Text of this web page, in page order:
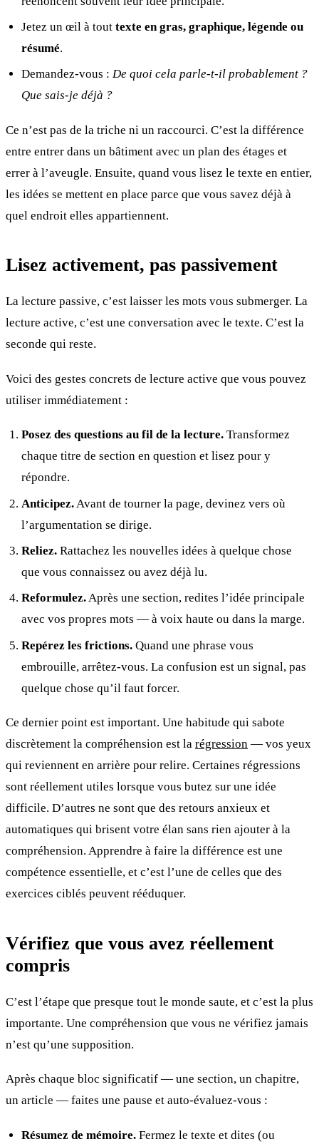
Jetez un œil à touttexte en gras, graphique, légende ou
résumé.
Demandez-vous :De quoi cela parle-t-il probablement ?
Que sais-je déjà ?
Ce n’est pas de la triche ni un raccourci. C’est la différence
entre entrer dans un bâtiment avec un plan des étages et
errer à l’aveugle. Ensuite, quand vous lisez le texte en entier,
les idées se mettent en place parce que vous savez déjà à
quel endroit elles appartiennent.
Lisez activement, pas passivement
La lecture passive, c’est laisser les mots vous submerger. La
lecture active, c’est une conversation avec le texte. C’est la
seconde qui reste.
Voici des gestes concrets de lecture active que vous pouvez
utiliser immédiatement :
Posez des questions au fil de la lecture. Transformez
chaque titre de section en question et lisez pour y
répondre.
Anticipez. Avant de tourner la page, devinez vers où
l’argumentation se dirige.
Reliez. Rattachez les nouvelles idées à quelque chose
que vous connaissez ou avez déjà lu.
Reformulez.Après une section, redites l’idée principale
avec vos propres mots — à voix haute ou dans la marge.
Repérez les frictions. Quand une phrase vous
embrouille, arrêtez-vous. La confusion est un signal, pas
quelque chose qu’il faut forcer.
Ce dernier point est important. Une habitude qui sabote
discrètement la compréhension est la régression — vos yeux
qui reviennent en arrière pour relire. Certaines régressions
sont réellement utiles lorsque vous butez sur une idée
difficile. D’autres ne sont que des retours anxieux et
automatiques qui brisent votre élan sans rien ajouter à la
compréhension. Apprendre à faire la différence est une
compétence essentielle, et c’est l’une de celles que des
exercices ciblés peuvent rééduquer.
Vérifiez que vous avez réellement
compris
C’est l’étape que presque tout le monde saute, et c’est la plus
importante. Une compréhension que vous ne vérifiez jamais
n’est qu’une supposition.
Après chaque bloc significatif — une section, un chapitre,
un article — faites une pause et auto-évaluez-vous :
Résumez de mémoire. Fermez le texte et dites (ou